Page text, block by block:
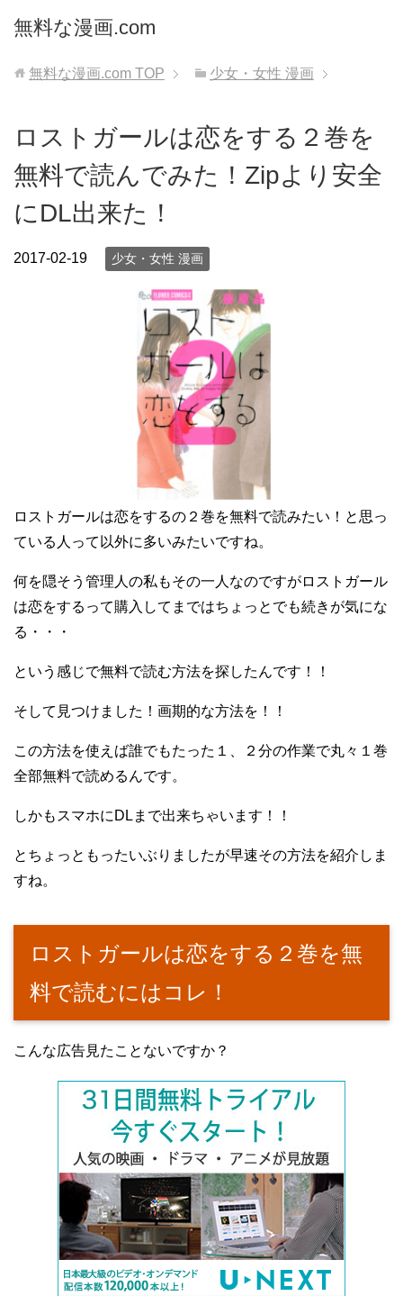
無料な漫画.com
無料な漫画.com TOP 少女・女性 漫画
ロストガールは恋をする２巻を
無料で読んでみた！Zipより安全
にDL出来た！
2017-02-19 少女・女性 漫画
ロストガールは恋をするの２巻を無料で読みたい！と思っ
ている人って以外に多いみたいですね。
何を隠そう管理人の私もその一人なのですがロストガール
は恋をするって購入してまではちょっとでも続きが気にな
る・・・
という感じで無料で読む方法を探したんです！！
そして見つけました！画期的な方法を！！
この方法を使えば誰でもたった１、２分の作業で丸々１巻
全部無料で読めるんです。
しかもスマホにDLまで出来ちゃいます！！
とちょっともったいぶりましたが早速その方法を紹介しま
すね。
ロストガールは恋をする２巻を無
料で読むにはコレ！
こんな広告見たことないですか？